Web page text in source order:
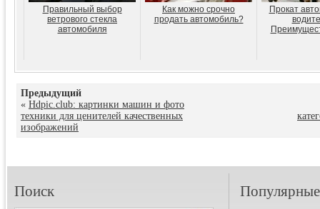
Правильный выбор
ветрового стекла
автомобиля
Как можно срочно
продать автомобиль?
Прокат
Предыдущий
« Hdpic.club: картинки машин и фото
техники для ценителей качественных
изображений
Поиск Популярные